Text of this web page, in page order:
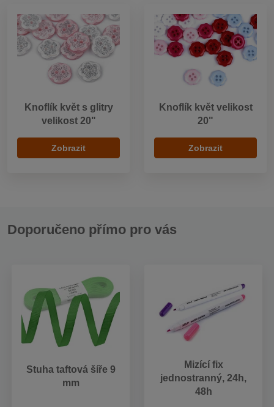
Knoflík květ s glitry
velikost 20"
Zobrazit
Knoflík květ velikost
20"
Zobrazit
Doporučeno přímo pro vás
Stuha taftová šíře 9
mm
Mizící fix
jednostranný, 24h,
48h